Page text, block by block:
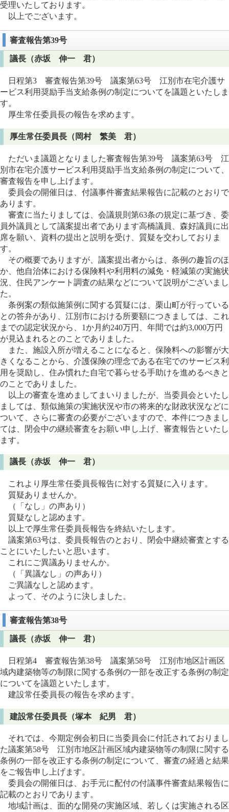
受理いたしております。
以上でございます。
審査報告第39号
議長（赤坂 伸一 君）
日程第3 審査報告第39号 議案第63号 江別市在宅介護サ
ービス利用奨励手当支給条例の制定についてを議題といたしま
す。
厚生常任委員長の報告を求めます。
厚生常任委員長（岡村 繁美 君）
ただいま議題となりました審査報告第39号 議案第63号 江
別市在宅介護サービス利用奨励手当支給条例の制定について、
審査報告を申し上げます。
委員会の開催日は、付議事件審査結果報告に記載のとおりで
あります。
審査に当たりましては、会議規則第63条の規定に基づき、委
員外議員として議案提出者であります高橋議員、森好議員に出
席を願い、資料の提出と説明を受け、質疑を交わしておりま
す。
その概要でありますが、議案提出者からは、条例の趣旨のほ
か、他自治体における保険料や利用料の減免・軽減策の実施状
況、住民アンケート調査の結果などについて説明がございまし
た。
条例案の類似施策例に関する質疑には、栗山町が行っている
との答弁があり、江別市における所要額につきましては、これ
までの認定状況から、1か月約240万円、年間では約3,000万円
が見込まれるとのことでありました。
また、施設入所が増えることになると、保険料への影響が大
きくなることから、介護保険の理念である在宅でのサービス利
用を奨励し、住み慣れた自宅で暮らせる手助けを進めるべきと
のことでありました。
以上の審査を進めましてまいりましたが、当委員会といたし
ましては、類似施策の実施状況や市の将来的な財政状況などに
ついて、さらに審査の必要がございますので、本件につきまし
ては、閉会中の継続審査をお願い申し上げ、審査報告といたし
ます。
議長（赤坂 伸一 君）
これより厚生常任委員長報告に対する質疑に入ります。
質疑ありませんか。
（「なし」の声あり）
質疑なしと認めます。
以上で厚生常任委員長報告を終結いたします。
議案第63号は、委員長報告のとおり、閉会中継続審査とする
ことにいたしたいと思います。
これにご異議ありませんか。
（「異議なし」の声あり）
ご異議なしと認めます。
よって、そのように決しました。
審査報告第38号
議長（赤坂 伸一 君）
日程第4 審査報告第38号 議案第58号 江別市地区計画区
域内建築物等の制限に関する条例の一部を改正する条例の制定
についてを議題といたします。
建設常任委員長の報告を求めます。
建設常任委員長（塚本 紀男 君）
それでは、今期定例会初日に当委員会に付託されておりまし
た議案第58号 江別市地区計画区域内建築物等の制限に関する
条例の一部を改正する条例の制定について、審査の経過と結果
をご報告申し上げます。
委員会の開催日は、お手元に配付の付議事件審査結果報告に
記載のとおりであります。
地域計画は、面的な開発の実施区域、若しくは実施される区